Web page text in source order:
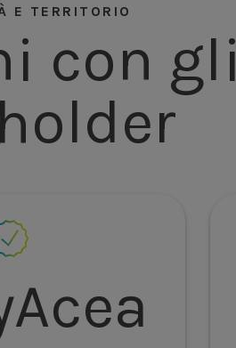
E TERRITORIO
con gli